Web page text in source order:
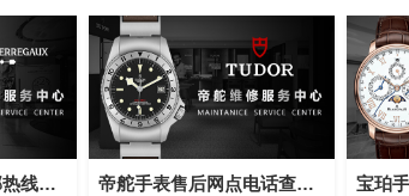
芝柏手表维修售后部热线电话(专业芝柏手表维修服务，售后热线24小时为您解答) 帝舵手表售后网点电话查询(全国服务网点查询方法)